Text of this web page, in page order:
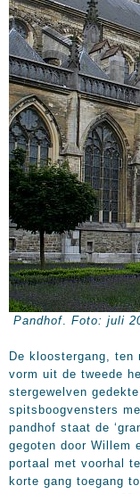
Pandhof. Foto: juli
De kloostergang,
vorm uit de tweede
stergewelven
spitsboogvensters
pandhof staat de
gegoten door Willem
portaal met voorhal
korte gang toegang